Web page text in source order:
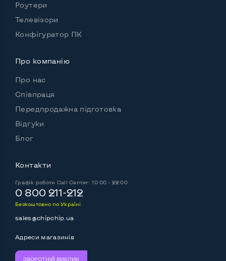
Роутери
Телевізори
Конфігуратор ПК
Про компанію
Про нас
Співпраця
Передпродажна підготовка
Відгуки
Блог
Контакти
Графік роботи Call Center: 10:00 - 22:00
0 800 211-212
Безкоштовно по Україні
sales@chipchip.ua
Адреси магазинів
ЗВОРОТНІЙ ВИКЛИК